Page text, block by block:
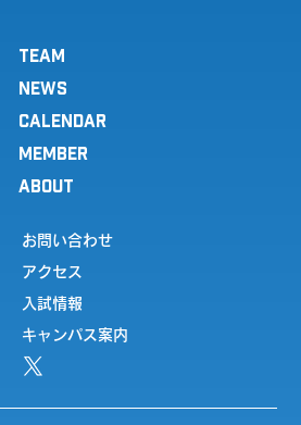
TEAM
NEWS
CALENDAR
MEMBER
ABOUT
お問い合わせ
アクセス
入試情報
キャンパス案内